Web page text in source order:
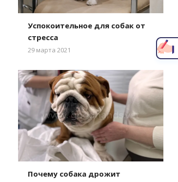
Успокоительное для собак от
стресса
29 марта 2021
Почему собака дрожит
Написать главному врачу